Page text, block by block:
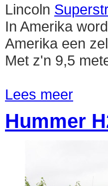
Lincoln
In Amerika
Amerika een
Met z'n 9,5
Lees meer
Hummer